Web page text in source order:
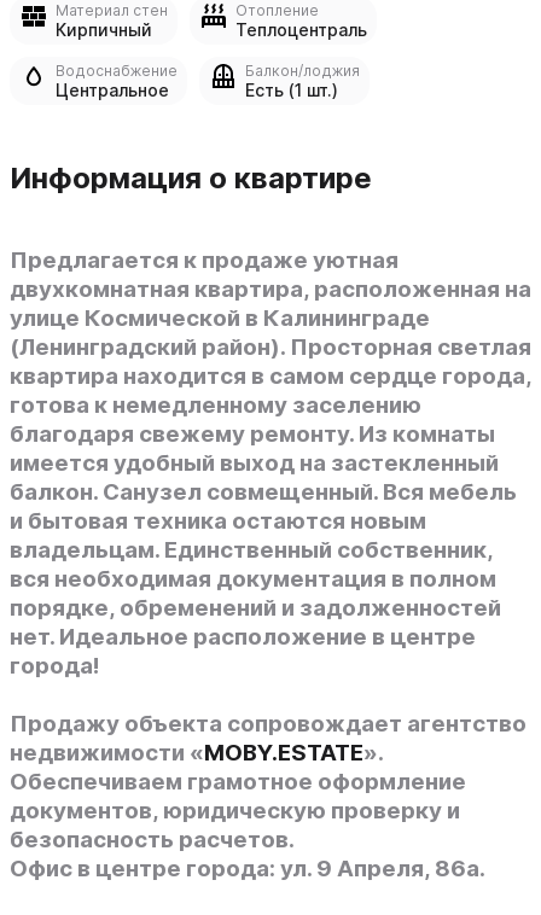
Материал стен
Кирпичный
Отопление
Теплоцентраль
Водоснабжение
Центральное
Балкон/лоджия
Есть (1 шт.)
Информация о квартире
Предлагается к продаже уютная
двухкомнатная квартира, расположенная на
улице Космической в Калининграде
(Ленинградский район). Просторная светлая
квартира находится в самом сердце города,
готова к немедленному заселению
благодаря свежему ремонту. Из комнаты
имеется удобный выход на застекленный
балкон. Санузел совмещенный. Вся мебель
и бытовая техника остаются новым
владельцам. Единственный собственник,
вся необходимая документация в полном
порядке, обременений и задолженностей
нет. Идеальное расположение в центре
города!
Продажу объекта сопровождает агентство
недвижимости «MOBY.ESTATE».
Обеспечиваем грамотное оформление
документов, юридическую проверку и
безопасность расчетов.
Офис в центре города: ул. 9 Апреля, 86а.